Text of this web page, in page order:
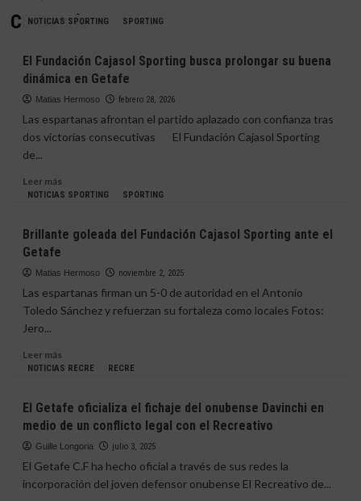
CD Getafe
NOTICIAS SPORTING SPORTING
El Fundación Cajasol Sporting busca prolongar su buena
dinámica en Getafe
Matias Hermoso febrero 28, 2026
Las espartanas afrontan el partido aplazado con confianza tras
dos victorias consecutivas El Fundación Cajasol Sporting
de...
Leer másLeer
más
Fundación
Sporting
su
en
NOTICIAS SPORTING SPORTING
Brillante goleada del Fundación Cajasol Sporting ante el
Getafe
Matias Hermoso noviembre 2, 2025
Las espartanas firman un 5-0 de autoridad en el Antonio
Toledo Sánchez y refuerzan su fortaleza como locales Fotos:
Jero...
Leer másLeer
más
goleada
del
Fundación
Cajasol
ante
NOTICIAS RECRE RECRE
El Getafe oficializa el fichaje del onubense Davinchi en
medio de un conflicto legal con el Recreativo
Guille Longoria julio 3, 2025
El Getafe C.F ha hecho oficial a través de sus redes la
incorporación del joven defensor onubense El Recreativo de...